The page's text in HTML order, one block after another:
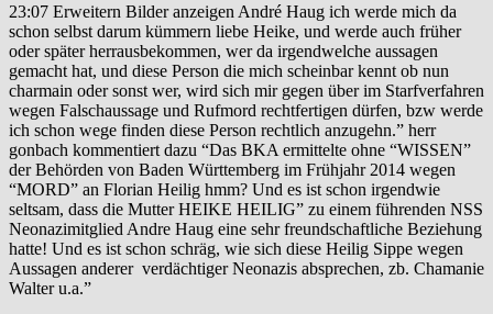
23:07 Erweitern Bilder anzeigen André Haug ich werde mich da
schon selbst darum kümmern liebe Heike, und werde auch früher
oder später herrausbekommen, wer da irgendwelche aussagen
gemacht hat, und diese Person die mich scheinbar kennt ob nun
charmain oder sonst wer, wird sich mir gegen über im Starfverfahren
wegen Falschaussage und Rufmord rechtfertigen dürfen, bzw werde
ich schon wege finden diese Person rechtlich anzugehn.” herr
gonbach kommentiert dazu “Das BKA ermittelte ohne “WISSEN”
der Behörden von Baden Württemberg im Frühjahr 2014 wegen
“MORD” an Florian Heilig hmm? Und es ist schon irgendwie
seltsam, dass die Mutter HEIKE HEILIG” zu einem führenden NSS
Neonazimitglied Andre Haug eine sehr freundschaftliche Beziehung
hatte! Und es ist schon schräg, wie sich diese Heilig Sippe wegen
Aussagen anderer verdächtiger Neonazis absprechen, zb. Chamanie
Walter u.a.”